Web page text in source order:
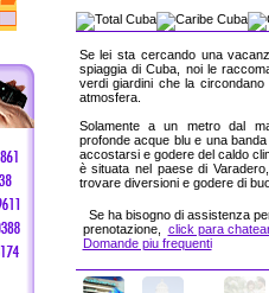
Se lei sta cercando una
spiaggia di Cuba, noi le
verdi giardini che la
atmosfera.
Solamente a un metro dal
profonde acque blu e una
accostarsi e godere del caldo
è situata nel paese di
trovare diversioni e godere di
Se ha bisogno di assistenza
prenotazione, click para chatear
Domande piu frequenti